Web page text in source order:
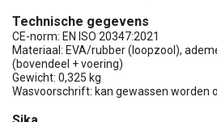
Technische gegevens
CE-norm: EN ISO 20347:2021
Materiaal: EVA/rubber (loopzool),
(bovendeel + voering)
Gewicht: 0,325 kg
Wasvoorschrift: kan gewassen worden